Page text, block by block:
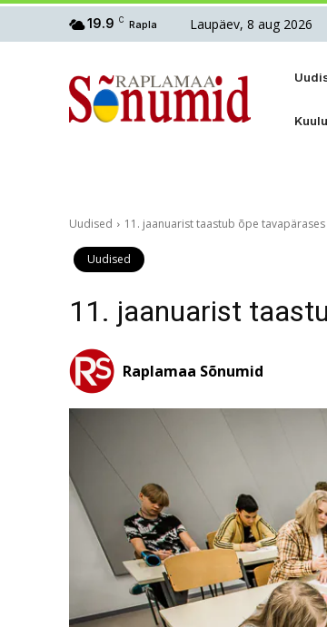
19.9 C Rapla Laupäev, 8 aug 2026
Uudised 11. jaanuarist taastub õpe
Uudised
11. jaanuarist
Raplamaa Sõnumid